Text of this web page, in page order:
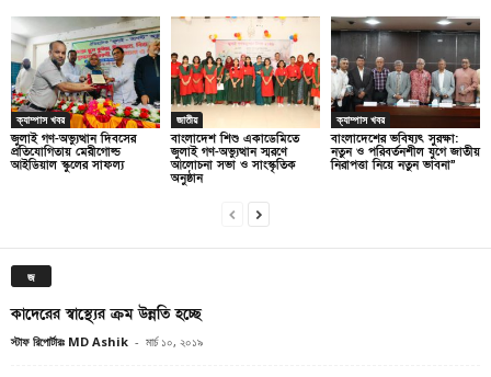
ক্যাম্পাস খবর
জুলাই গণ-অভ্যুত্থান দিবসের
প্রতিযোগিতায় মেরীগোল্ড
আইডিয়াল স্কুলের সাফল্য
জাতীয়
বাংলাদেশ শিশু একাডেমিতে
জুলাই গণ-অভ্যুত্থান স্মরণে
আলোচনা সভা ও সাংস্কৃতিক
অনুষ্ঠান
ক্যাম্পাস খবর
বাংলাদেশের ভবিষ্যৎ সুরক্ষা:
নতুন ও পরিবর্তনশীল যুগে জাতীয়
নিরাপত্তা নিয়ে নতুন ভাবনা”
জ
কাদেরের স্বাস্থ্যের ক্রম উন্নতি হচ্ছে
স্টাফ রিপোর্টারঃ MD Ashik - মার্চ ১০, ২০১৯